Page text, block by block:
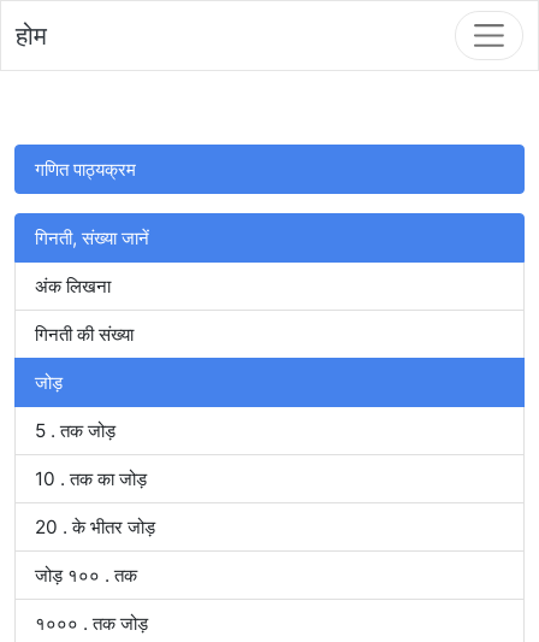
होम
गणित पाठ्यक्रम
गिनती, संख्या जानें
अंक लिखना
गिनती की संख्या
जोड़
5 . तक जोड़
10 . तक का जोड़
20 . के भीतर जोड़
जोड़ १०० . तक
१००० . तक जोड़